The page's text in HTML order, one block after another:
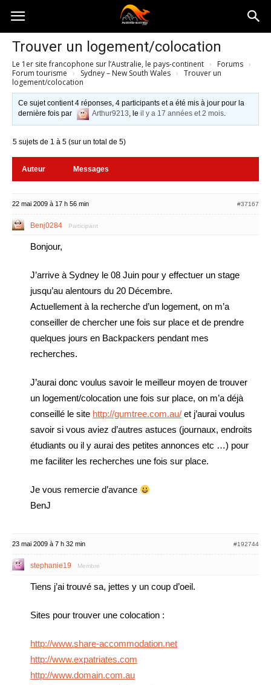
Australia-
australie.com
Trouver un logement/colocation
Le 1er site francophone sur l’Australie, le pays-continent › Forums ›
Forum tourisme › Sydney – New South Wales › Trouver un
logement/colocation
Ce sujet contient 4 réponses, 4 participants et a été mis à jour pour la
dernière fois par
Arthur9213, leil y a 17 années et 2 mois.
5 sujets de 1 à 5 (sur un total de 5)
Auteur Messages
22 mai 2009 à 17 h 56 min #37167
Benj0284 Participant
Bonjour,
J’arrive à Sydney le 08 Juin pour y effectuer un stage
jusqu’au alentours du 20 Décembre.
Actuellement à la recherche d’un logement, on m’a
conseiller de chercher une fois sur place et de prendre
quelques jours en Backpackers pendant mes
recherches.
J’aurai donc voulus savoir le meilleur moyen de trouver
un logement/colocation une fois sur place, on m’a déjà
conseillé le site http://gumtree.com.au/ et j’aurai voulus
savoir si vous aviez d’autres astuces (journaux, endroits
étudiants ou il y aurai des petites annonces etc …) pour
me faciliter les recherches une fois sur place.
Je vous remercie d’avance
BenJ
23 mai 2009 à 7 h 32 min #192744
stephanie19 Membre
Tiens j’ai trouvé sa, jettes y un coup d’oeil.
Sites pour trouver une colocation :
http://www.share-accommodation.net
http://www.expatriates.com
http://www.domain.com.au